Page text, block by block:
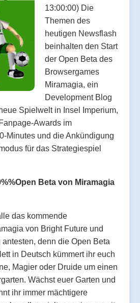
13:00:00) Die
Themen des
heutigen Newsflash
beinhalten den Start
der Open Beta des
Browsergames
Miramagia, ein
Development Blog
Spielwelt in Insel Imperium,
Awards im
Minutes und die Ankündigung
für das Strategiespiel
Beta von Miramagia
das kommende
von Bright Future und
denn die Open Beta
in Deutsch kümmert ihr euch
Magier oder Druide um einen
Wächst euer Garten und
ihr immer mächtigere